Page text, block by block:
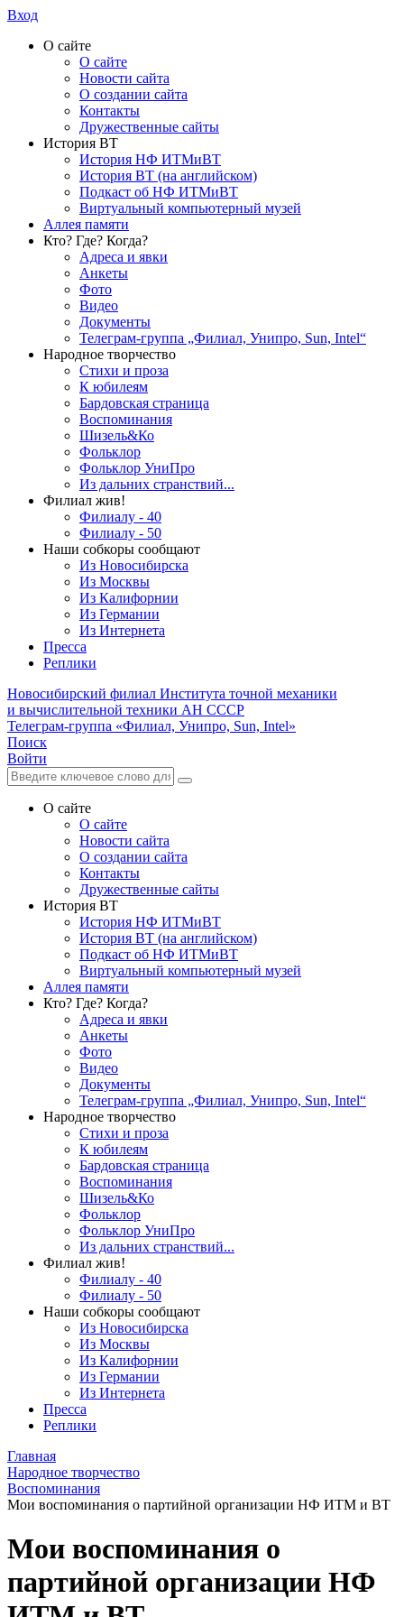
Вход
О сайте
О сайте
Новости сайта
О создании сайта
Контакты
Дружественные сайты
История ВТ
История НФ ИТМиВТ
История ВТ (на английском)
Подкаст об НФ ИТМиВТ
Виртуальный компьютерный музей
Аллея памяти
Кто? Где? Когда?
Адреса и явки
Анкеты
Фото
Видео
Документы
Телеграм-группа „Филиал, Унипро, Sun, Intel“
Народное творчество
Стихи и проза
К юбилеям
Бардовская страница
Воспоминания
Шизель&Ко
Фольклор
Фольклор УниПро
Из дальних странствий...
Филиал жив!
Филиалу - 40
Филиалу - 50
Наши собкоры сообщают
Из Новосибирска
Из Москвы
Из Калифорнии
Из Германии
Из Интернета
Пресса
Реплики
Новосибирский филиал Института точной механики
и вычислительной техники АН СССР
Телеграм-группа «Филиал, Унипро, Sun, Intel»
Поиск
Войти
О сайте
О сайте
Новости сайта
О создании сайта
Контакты
Дружественные сайты
История ВТ
История НФ ИТМиВТ
История ВТ (на английском)
Подкаст об НФ ИТМиВТ
Виртуальный компьютерный музей
Аллея памяти
Кто? Где? Когда?
Адреса и явки
Анкеты
Фото
Видео
Документы
Телеграм-группа „Филиал, Унипро, Sun, Intel“
Народное творчество
Стихи и проза
К юбилеям
Бардовская страница
Воспоминания
Шизель&Ко
Фольклор
Фольклор УниПро
Из дальних странствий...
Филиал жив!
Филиалу - 40
Филиалу - 50
Наши собкоры сообщают
Из Новосибирска
Из Москвы
Из Калифорнии
Из Германии
Из Интернета
Пресса
Реплики
Главная
Народное творчество
Воспоминания
Мои воспоминания о партийной организации НФ ИТМ и ВТ
Мои воспоминания о
партийной организации НФ